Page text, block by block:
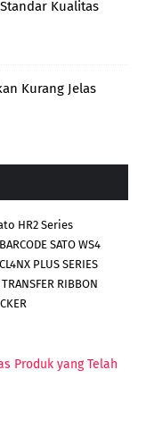
Kualitas
Kurang Jelas
HR2 Series
SATO WS4
PLUS SERIES
RIBBON
Produk yang Telah